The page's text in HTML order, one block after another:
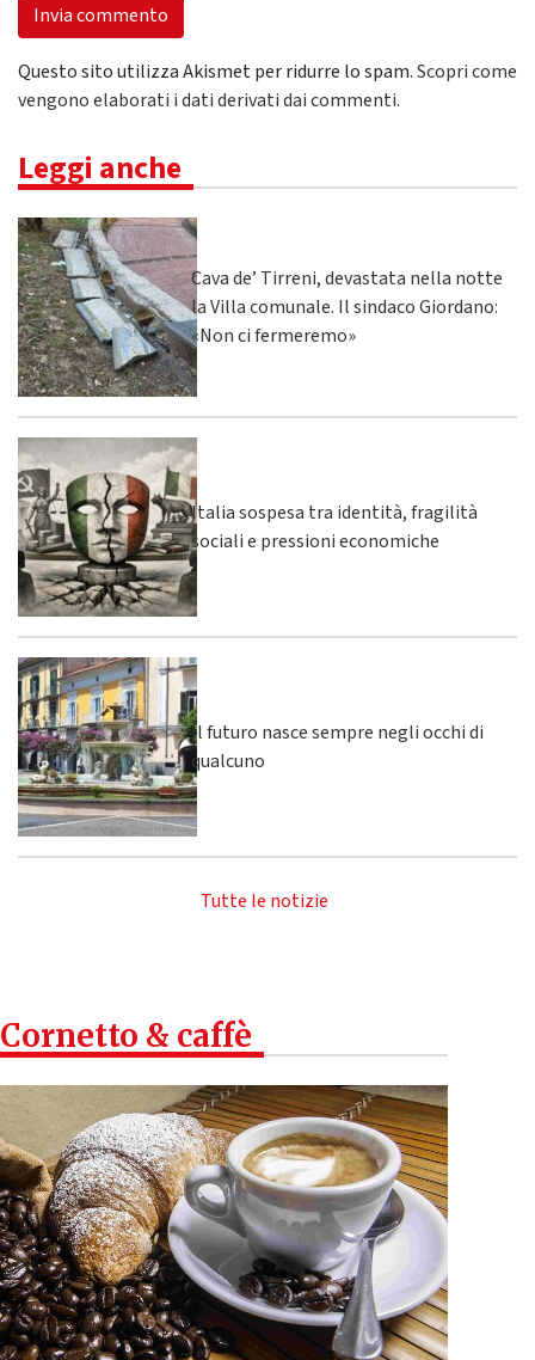
Questo sito utilizza Akismet per ridurre lo spam.Scopri come
vengono elaborati i dati derivati dai commenti.
Leggi anche
Cava de’ Tirreni, devastata nella notte
la Villa comunale. Il sindaco Giordano:
«Non ci fermeremo»
Italia sospesa tra identità, fragilità
sociali e pressioni economiche
Il futuro nasce sempre negli occhi di
qualcuno
Tutte le notizie
Cornetto & caffè